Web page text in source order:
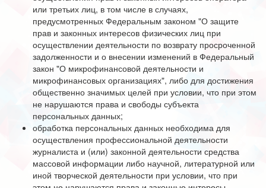
или третьих лиц, в том числе в случаях,
предусмотренных Федеральным законом "О защите
прав и законных интересов физических лиц при
осуществлении деятельности по возврату просроченной
задолженности и о внесении изменений в Федеральный
закон "О микрофинансовой деятельности и
микрофинансовых организациях", либо для достижения
общественно значимых целей при условии, что при этом
не нарушаются права и свободы субъекта
персональных данных;
обработка персональных данных необходима для
осуществления профессиональной деятельности
журналиста и (или) законной деятельности средства
массовой информации либо научной, литературной или
иной творческой деятельности при условии, что при